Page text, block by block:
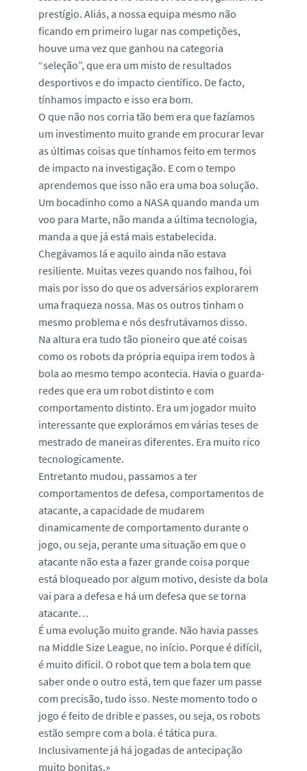
prestígio. Aliás, a nossa equipa mesmo não
ficando em primeiro lugar nas competições,
houve uma vez que ganhou na categoria
“seleção”, que era um misto de resultados
desportivos e do impacto científico. De facto,
tínhamos impacto e isso era bom.
O que não nos corria tão bem era que fazíamos
um investimento muito grande em procurar levar
as últimas coisas que tínhamos feito em termos
de impacto na investigação. E com o tempo
aprendemos que isso não era uma boa solução.
Um bocadinho como a NASA quando manda um
voo para Marte, não manda a última tecnologia,
manda a que já está mais estabelecida.
Chegávamos lá e aquilo ainda não estava
resiliente. Muitas vezes quando nos falhou, foi
mais por isso do que os adversários explorarem
uma fraqueza nossa. Mas os outros tinham o
mesmo problema e nós desfrutávamos disso.
Na altura era tudo tão pioneiro que até coisas
como os robots da própria equipa irem todos à
bola ao mesmo tempo acontecia. Havia o guarda-
redes que era um robot distinto e com
comportamento distinto. Era um jogador muito
interessante que explorámos em várias teses de
mestrado de maneiras diferentes. Era muito rico
tecnologicamente.
Entretanto mudou, passamos a ter
comportamentos de defesa, comportamentos de
atacante, a capacidade de mudarem
dinamicamente de comportamento durante o
jogo, ou seja, perante uma situação em que o
atacante não esta a fazer grande coisa porque
está bloqueado por algum motivo, desiste da bola
vai para a defesa e há um defesa que se torna
atacante…
É uma evolução muito grande. Não havia passes
na Middle Size League, no início. Porque é difícil,
é muito difícil. O robot que tem a bola tem que
saber onde o outro está, tem que fazer um passe
com precisão, tudo isso. Neste momento todo o
jogo é feito de drible e passes, ou seja, os robots
estão sempre com a bola. é tática pura.
Inclusivamente já há jogadas de antecipação
muito bonitas.»